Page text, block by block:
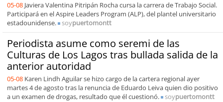
05-08 Javiera Valentina Pitripán Rocha cursa la carrera de Trabajo Social.
Participará en el Aspire Leaders Program (ALP), del plantel universitario
estadounidense.
soypuertomontt
Periodista asume como seremi de las
Culturas de Los Lagos tras bullada salida de la
anterior autoridad
05-08 Karen Lindh Aguilar se hizo cargo de la cartera regional ayer
martes 4 de agosto tras la renuncia de Eduardo Leiva quien dio positivo
a un examen de drogas, resultado que él cuestionó.
soypuertomontt